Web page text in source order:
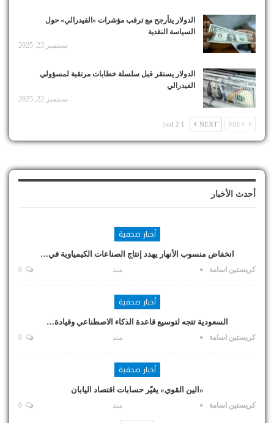
الدولار يتأرجح مع ترقب مؤشرات «الفيدرالي» حول
السياسة النقدية
سبتمبر 23, 2025
الدولار يستقر قبل سلسلة خطابات مرتقبة لمسؤولي
الفيدرالي
سبتمبر 22, 2025
NEXT
1 od 2 |
أحدث الأخبار
أخبار صحفية
انخفاض منسوب الأنهار يهدد إنتاج الصناعات الكيمياوية في…
كريستين اسامة منذ
أخبار صحفية
السعودية تتجه لتوسيع قاعدة الذكاء الاصطناعي وقيادة…
كريستين اسامة منذ
أخبار صحفية
«الين القوي» يغيّر حسابات اقتصاد اليابان
كريستين اسامة منذ